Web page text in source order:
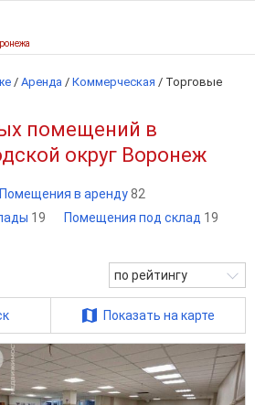
/ Аренда / Коммерческая / Торговые
помещений в
округ Воронеж
Помещения в аренду82
19 Помещения под склад 19
по рейтингу
Показать на карте